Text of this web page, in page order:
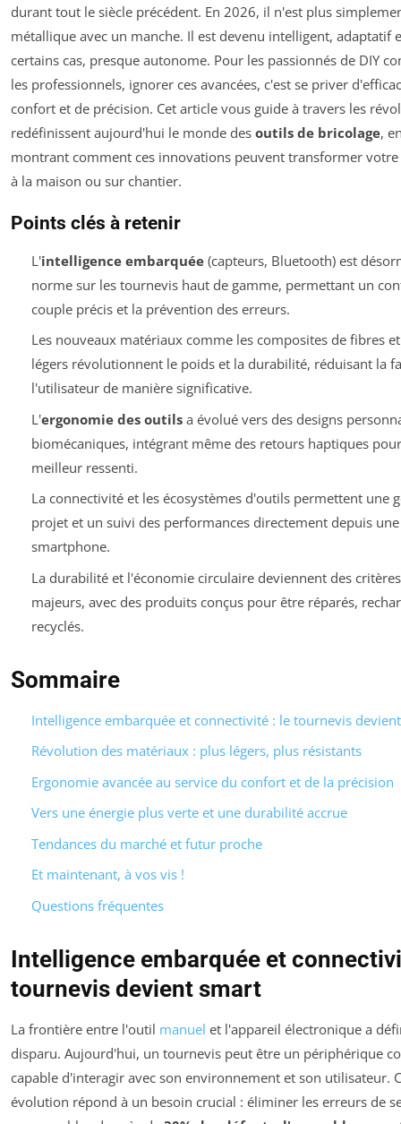
durant tout le siècle précédent. En 2026, il n'est plus
métallique avec un manche. Il est devenu intelligent, adaptatif
certains cas, presque autonome. Pour les passionnés de DIY
les professionnels, ignorer ces avancées, c'est se priver
confort et de précision. Cet article vous guide à travers les
redéfinissent aujourd'hui le monde des outils de bricolage,
montrant comment ces innovations peuvent transformer votre
à la maison ou sur chantier.
Points clés à retenir
L'intelligence embarquée(capteurs, Bluetooth) est
norme sur les tournevis haut de gamme, permettant un
couple précis et la prévention des erreurs.
Les nouveaux matériaux comme les composites de fibres
légers révolutionnent le poids et la durabilité, réduisant la
l'utilisateur de manière significative.
L'ergonomie des outilsa évolué vers des designs
biomécaniques, intégrant même des retours haptiques
meilleur ressenti.
La connectivité et les écosystèmes d'outils permettent une
projet et un suivi des performances directement depuis
smartphone.
La durabilité et l'économie circulaire deviennent des
majeurs, avec des produits conçus pour être réparés,
recyclés.
Sommaire
Intelligence embarquée et connectivité : le tournevis
Révolution des matériaux : plus légers, plus résistants
Ergonomie avancée au service du confort et de la précision
Vers une énergie plus verte et une durabilité accrue
Tendances du marché et futur proche
Et maintenant, à vos vis !
Questions fréquentes
Intelligence embarquée et
tournevis devient smart
La frontière entre l'outil manuel et l'appareil électronique a
disparu. Aujourd'hui, un tournevis peut être un périphérique
capable d'interagir avec son environnement et son utilisateur.
évolution répond à un besoin crucial : éliminer les erreurs de